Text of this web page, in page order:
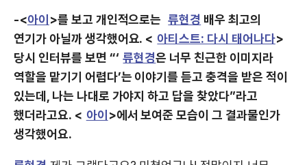
-<아이 >를 보고 개인적으로는 류현경 배우 최고의
연기가 아닐까 생각했어요. < 아티스트: 다시 태어나다>
당시 인터뷰를 보면 “‘ 류현경은 너무 친근한 이미지라
역할을 맡기기 어렵다’는 이야기를 듣고 충격을 받은 적이
있는데, 나는 나대로 가야지 하고 답을 찾았다”라고
했더라고요. < 아이 >에서 보여준 모습이 그 결과물인가
생각했어요.